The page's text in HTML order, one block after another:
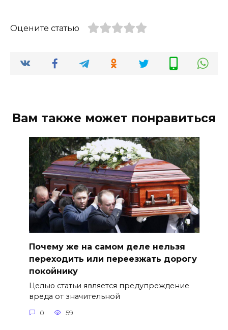
Оцените статью
Вам также может понравиться
Почему же на самом деле нельзя
переходить или переезжать дорогу
покойнику
Целью статьи является предупреждение
вреда от значительной
0 59